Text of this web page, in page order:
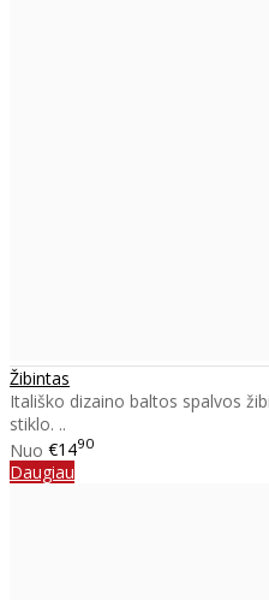
Žibintas
Itališko dizaino baltos spalvos
stiklo. ..
Nuo €1490
Daugiau